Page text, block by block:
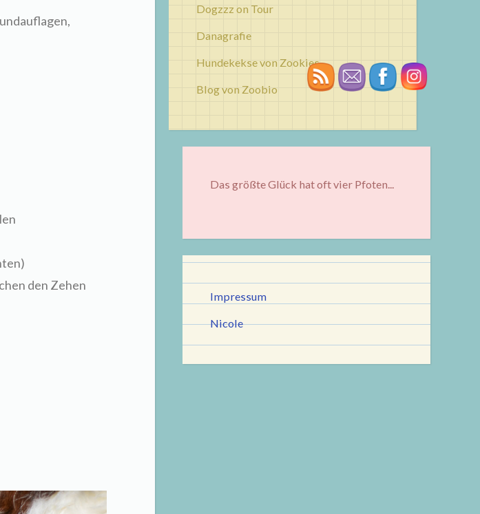
den Zehen
Dogzzz on Tour
Danagrafie
Hundekekse von Zookies
Blog von Zoobio
Das größte Glück hat oft vier Pfoten...
Impressum
Nicole